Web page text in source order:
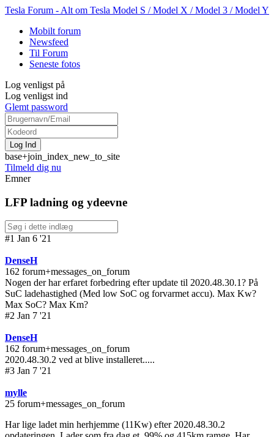
Tesla Forum - Alt om Tesla Model S / Model X / Model 3 / Model Y
Mobilt forum
Newsfeed
Til Forum
Seneste fotos
Log venligst på
Log venligst ind
Glemt password
base+join_index_new_to_site
Tilmeld dig nu
Emner
LFP ladning og ydeevne
#1 Jan 6 '21
DenseH
162 forum+messages_on_forum
Nogen der har erfaret forbedring efter update til 2020.48.30.1? På
SuC ladehastighed (Med low SoC og forvarmet accu). Max Kw?
Max SoC? Max Km?
#2 Jan 7 '21
DenseH
162 forum+messages_on_forum
2020.48.30.2 ved at blive installeret.....
#3 Jan 7 '21
mylle
25 forum+messages_on_forum
Har lige ladet min herhjemme (11Kw) efter 2020.48.30.2